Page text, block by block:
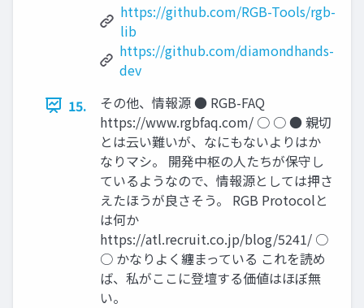
https://github.com/RGB-Tools/rgb-
lib
https://github.com/diamondhands-
dev
15.
その他、情報源 ● RGB-FAQ
https://www.rgbfaq.com/ ○ ○ ● 親切
とは云い難いが、なにもないよりはか
なりマシ。 開発中枢の人たちが保守し
ているようなので、情報源としては押さ
えたほうが良さそう。 RGB Protocolと
は何か
https://atl.recruit.co.jp/blog/5241/ ○
○ かなりよく纏まっている これを読め
ば、私がここに登壇する価値はほぼ無
い。